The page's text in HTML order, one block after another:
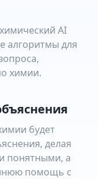
AI
алгоритмы для
химии.
будет
делая
понятными, а
помощь с